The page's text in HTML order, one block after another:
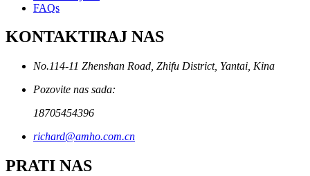
FAQs
KONTAKTIRAJ NAS
No.114-11 Zhenshan Road, Zhifu District, Yantai, Kina
Pozovite nas sada:
18705454396
richard@amho.com.cn
PRATI NAS